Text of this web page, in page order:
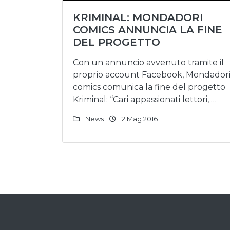
KRIMINAL: MONDADORI
COMICS ANNUNCIA LA FINE
DEL PROGETTO
Con un annuncio avvenuto tramite il
proprio account Facebook, Mondadori
comics comunica la fine del progetto
Kriminal: “Cari appassionati lettori, …
News 2 Mag 2016